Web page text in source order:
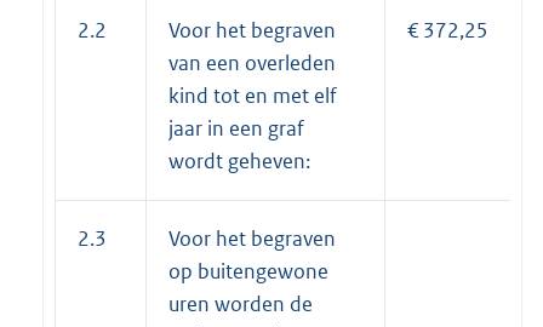
2.2
Voor het begraven
van een overleden
kind tot en met elf
jaar in een graf
wordt geheven:
€ 372,25
2.3
Voor het begraven
op buitengewone
uren worden de